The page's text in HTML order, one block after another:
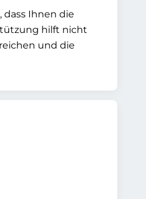
dass Ihnen die
hilft nicht
und die